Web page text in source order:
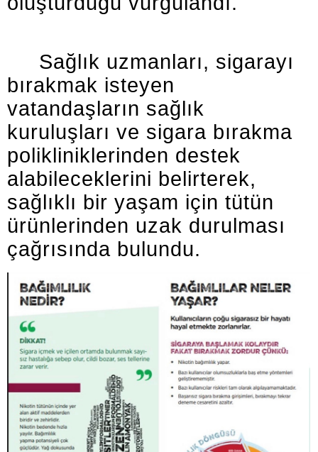
Sağlık uzmanları, sigarayı
bırakmak isteyen
vatandaşların sağlık
kuruluşları ve sigara bırakma
polikliniklerinden destek
alabileceklerini belirterek,
sağlıklı bir yaşam için tütün
ürünlerinden uzak durulması
çağrısında bulundu.